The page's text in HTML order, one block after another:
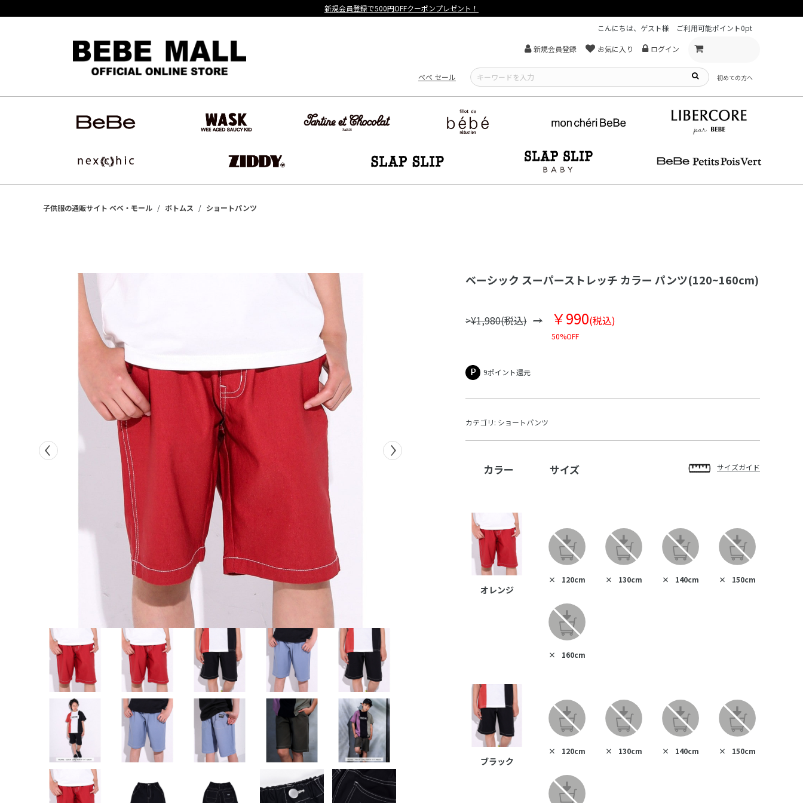
新規会員登録で500円OFFクーポンプレゼント！
こんにちは、ゲスト様
ご利用可能ポイント0pt
新規会員登録 お気に入り ログイン
べべ セール 初めての方へ
子供服の通販サイト ベベ・モール ボトムス ショートパンツ
ベーシック スーパーストレッチ カラー パンツ(120~160cm)
>¥1,980(税込) ￥990(税込)
50%OFF
9ポイント還元
カテゴリ: ショートパンツ
カラー サイズ サイズガイド
オレンジ
× 120cm × 130cm × 140cm × 150cm
× 160cm
ブラック
× 120cm × 130cm × 140cm × 150cm